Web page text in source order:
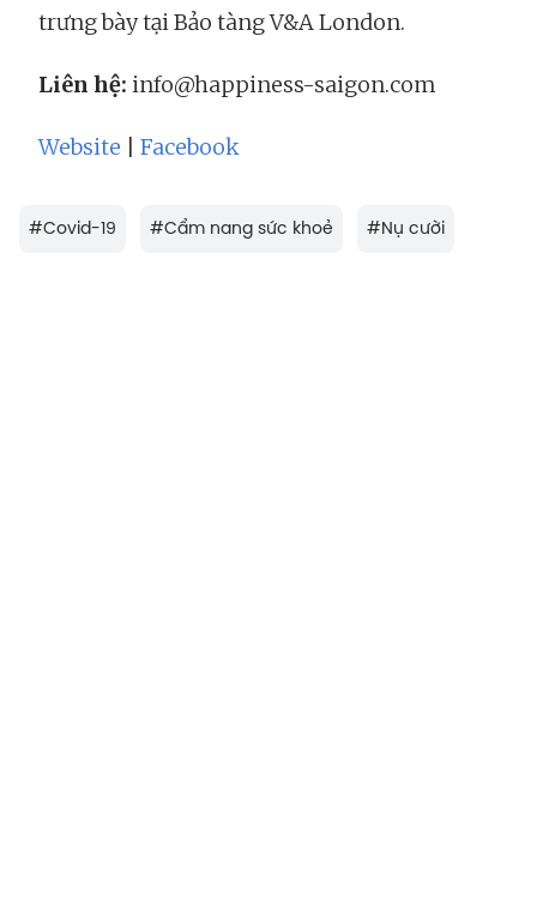
trưng bày tại Bảo tàng V&A London.
Liên hệ: info@happiness-saigon.com
Website Facebook
#Covid-19 #Cẩm nang sức khoẻ #Nụ cười